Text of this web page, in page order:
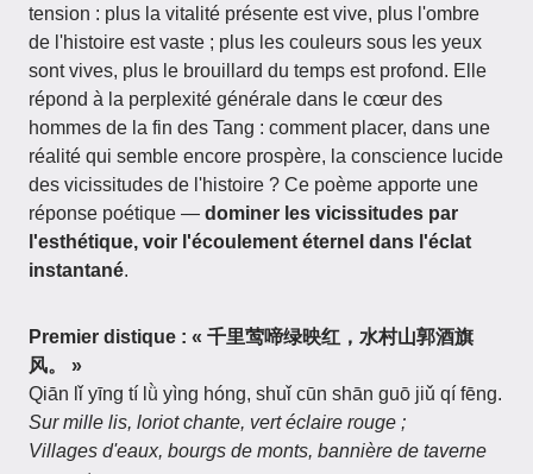
tension : plus la vitalité présente est vive, plus l'ombre
de l'histoire est vaste ; plus les couleurs sous les yeux
sont vives, plus le brouillard du temps est profond. Elle
répond à la perplexité générale dans le cœur des
hommes de la fin des Tang : comment placer, dans une
réalité qui semble encore prospère, la conscience lucide
des vicissitudes de l'histoire ? Ce poème apporte une
réponse poétique — dominer les vicissitudes par
l'esthétique, voir l'écoulement éternel dans l'éclat
instantané.
Premier distique : « 千里莺啼绿映红，水村山郭酒旗
风。 »
Qiān lǐ yīng tí lǜ yìng hóng, shuǐ cūn shān guō jiǔ qí fēng.
Sur mille lis, loriot chante, vert éclaire rouge ;
Villages d'eaux, bourgs de monts, bannière de taverne